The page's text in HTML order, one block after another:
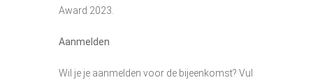
Award 2023.
Aanmelden
Wil je je aanmelden voor de bijeenkomst? Vul